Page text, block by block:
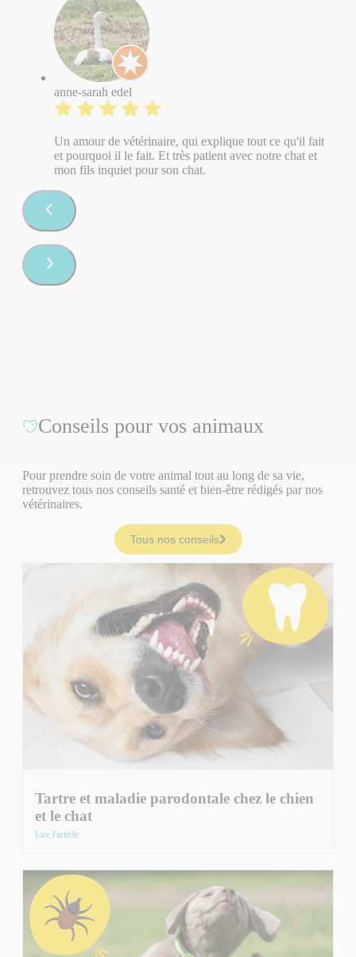
anne-sarah edel
Un amour de vétérinaire, qui explique tout ce qu'il fait
et pourquoi il le fait. Et très patient avec notre chat et
mon fils inquiet pour son chat.
Conseils pour vos animaux
Pour prendre soin de votre animal tout au long de sa vie,
retrouvez tous nos conseils santé et bien-être rédigés par nos
vétérinaires.
Tous nos conseils
Tartre et maladie parodontale chez le chien
et le chat
Lire l'article